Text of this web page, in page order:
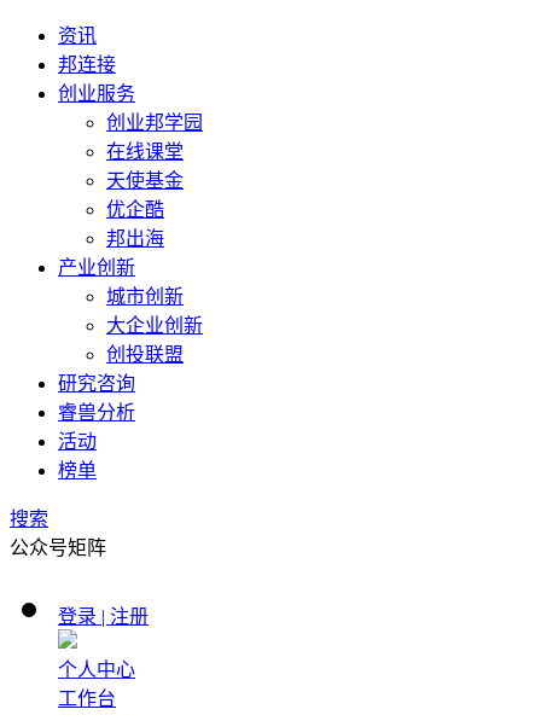
资讯
邦连接
创业服务
创业邦学园
在线课堂
天使基金
优企酷
邦出海
产业创新
城市创新
大企业创新
创投联盟
研究咨询
睿兽分析
活动
榜单
搜索
公众号矩阵
登录 | 注册
个人中心
工作台